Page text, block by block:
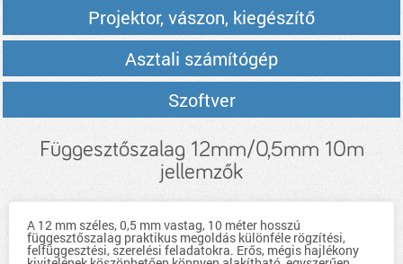
Projektor, vászon, kiegészítő
Asztali számítógép
Szoftver
Függesztőszalag 12mm/0,5mm 10m
jellemzők
A 12 mm széles, 0,5 mm vastag, 10 méter hosszú
függesztőszalag praktikus megoldás különféle rögzítési,
felfüggesztési, szerelési feladatokra. Erős, mégis hajlékony